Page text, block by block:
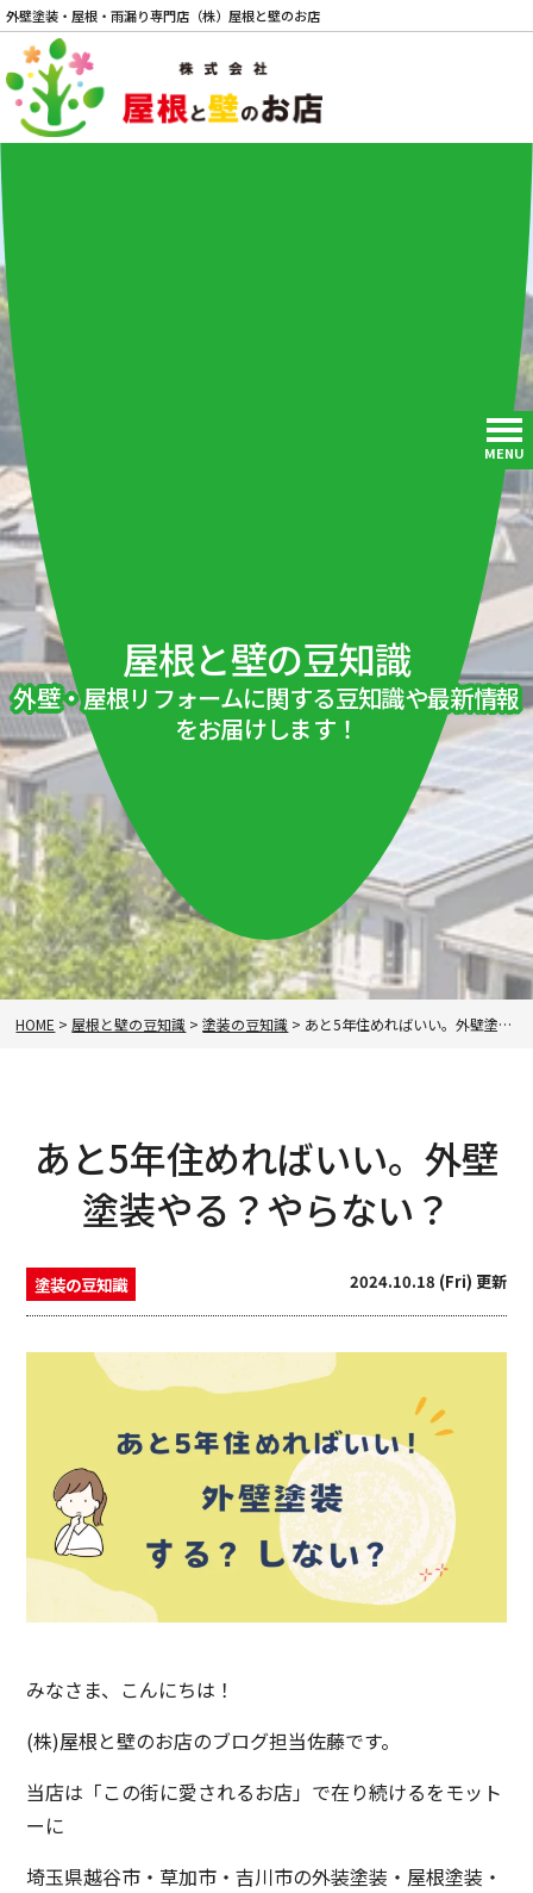
外壁塗装・屋根・雨漏り専門店（株）屋根と壁のお店
MENU
屋根と壁の豆知識
外壁・屋根リフォームに関する豆知識や最新情報
をお届けします！
HOME > 屋根と壁の豆知識 >塗装の豆知識 > あと5年住めればいい。外壁塗装やる？やらない？
あと5年住めればいい。外壁
塗装やる？やらない？
塗装の豆知識 2024.10.18 (Fri) 更新
みなさま、こんにちは！
(株)屋根と壁のお店のブログ担当佐藤です。
当店は「この街に愛されるお店」で在り続けるをモット
ーに
埼玉県越谷市・草加市・吉川市の外装塗装・屋根塗装・